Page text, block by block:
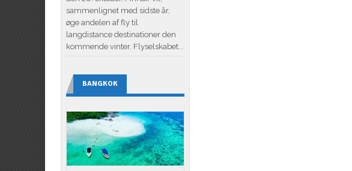
sammenlignet med sidste år,
øge andelen af fly til
langdistance destinationer den
kommende vinter. Flyselskabet...
BANGKOK